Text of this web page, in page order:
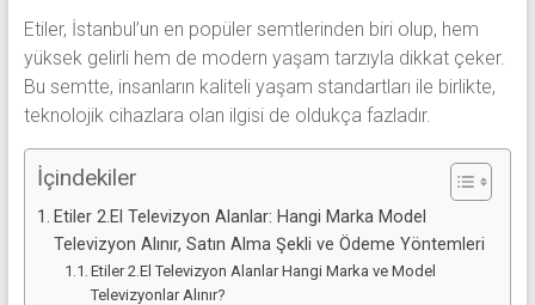
nakit
ödeme
alabilirsiniz.
TV
adresten
alım
yapıyor
Etiler, İstanbul’un en popüler semtlerinden biri olup, hem
yüksek gelirli hem de modern yaşam tarzıyla dikkat çeker.
Bu semtte, insanların kaliteli yaşam standartları ile birlikte,
teknolojik cihazlara olan ilgisi de oldukça fazladır.
İçindekiler
Etiler 2.El Televizyon Alanlar: Hangi Marka Model
Televizyon Alınır, Satın Alma Şekli ve Ödeme Yöntemleri
Etiler 2.El Televizyon Alanlar Hangi Marka ve Model
Televizyonlar Alınır?